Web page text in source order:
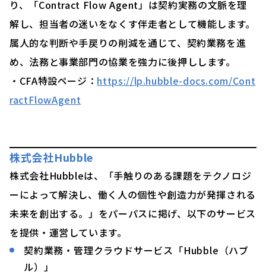
り、「Contract Flow Agent」は契約実務の文脈を理
解し、担当者の迷いをなくす伴走者として機能します。
属人的な判断や手戻りの削減を通じて、契約業務を進
め、法務と事業部門の協業を強力に後押しします。
・CFA特設ページ： https://lp.hubble-docs.com/Cont
ractFlowAgent
株式会社Hubble
株式会社Hubbleは、「手触りのある課題をテクノロジ
ーによって解決し、働く人の個性や創造力が発揮される
未来を創出する。」をパーパスに掲げ、以下のサービス
を提供・運営しています。
契約業務・管理クラウドサービス「Hubble（ハブ
ル）」